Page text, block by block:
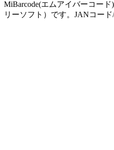
MiBarcode(エムアイバーコー
リーソフト）です。JANコー